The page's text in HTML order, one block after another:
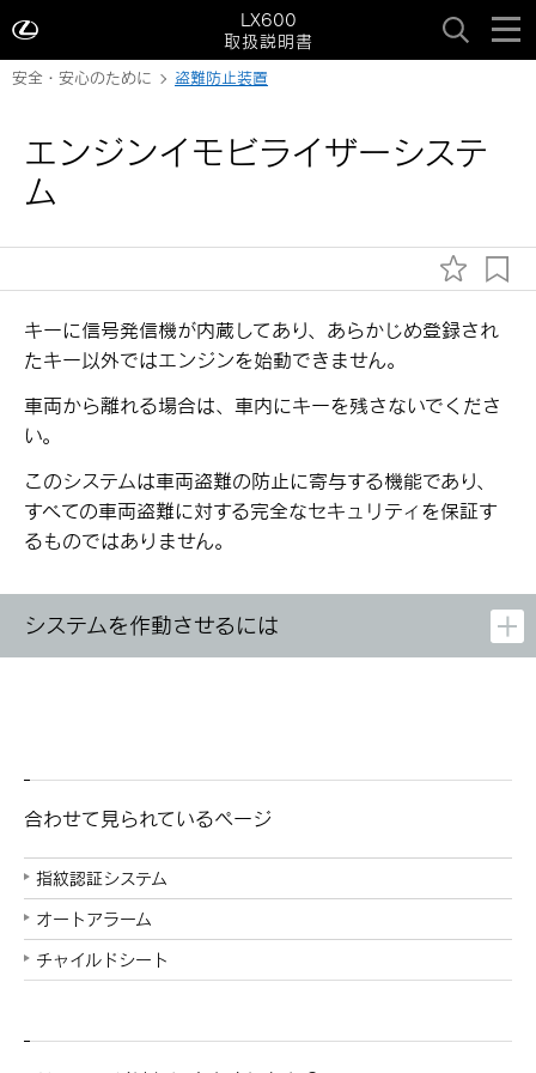
LX600
取扱説明書
安全・安心のために 盗難防止装置
エンジンイモビライザーシステ
ム
キーに信号発信機が内蔵してあり、あらかじめ登録され
たキー以外ではエンジンを始動できません。
車両から離れる場合は、車内にキーを残さないでくださ
い。
このシステムは車両盗難の防止に寄与する機能であり、
すべての車両盗難に対する完全なセキュリティを保証す
るものではありません。
システムを作動させるには
合わせて見られているページ
指紋認証システム
オートアラーム
チャイルドシート